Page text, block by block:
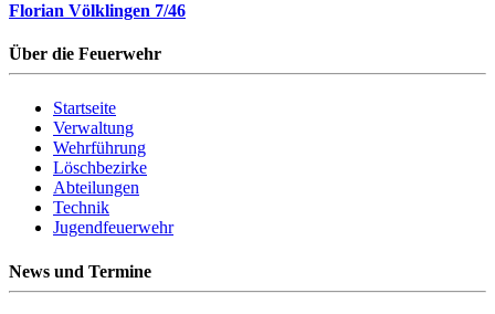
Florian Völklingen 7/46
Über die Feuerwehr
Startseite
Verwaltung
Wehrführung
Löschbezirke
Abteilungen
Technik
Jugendfeuerwehr
News und Termine